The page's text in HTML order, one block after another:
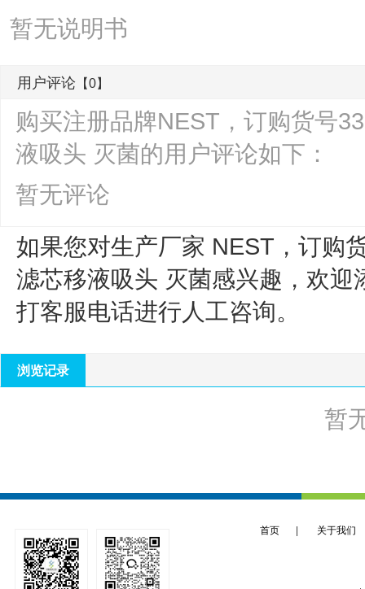
暂无说明书
用户评论 【0】
购买注册品牌NEST，订购货号
液吸头 灭菌的用户评论如下：
暂无评论
如果您对生产厂家 NEST，订购
滤芯移液吸头 灭菌感兴趣，欢迎
打客服电话进行人工咨询。
浏览记录
暂
首页 关于我们